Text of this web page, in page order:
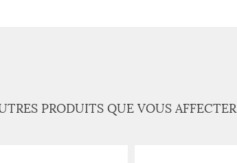
PRODUITS QUE VOUS AFFECTER